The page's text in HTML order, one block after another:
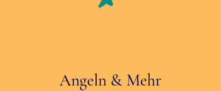
Angeln & Mehr